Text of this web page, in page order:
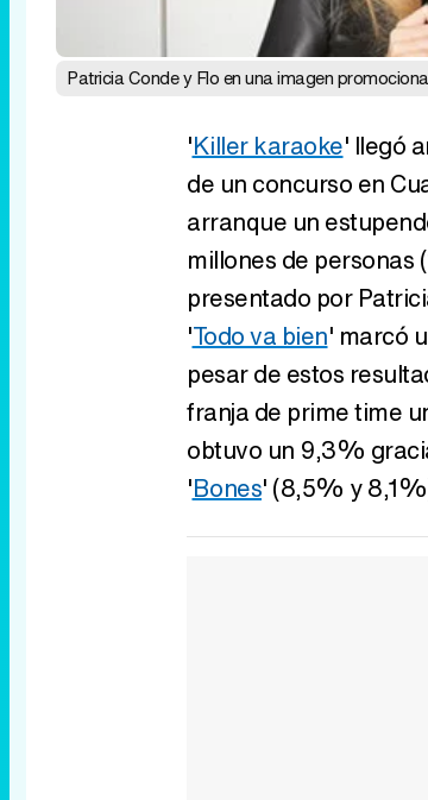
Patricia Conde y Flo en una imagen
'Killer karaoke' llegó
de un concurso en
arranque un
millones de personas
presentado por
'Todo va bien' marcó
pesar de estos
franja de prime time
obtuvo un 9,3%
'Bones' (8,5% y